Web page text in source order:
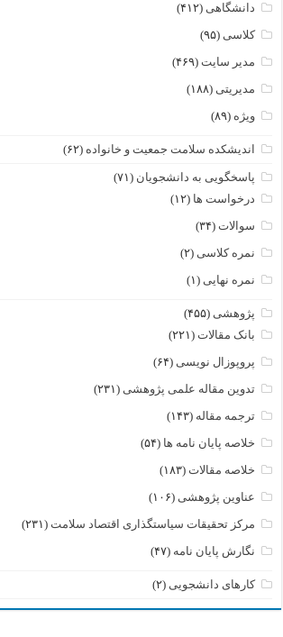
دانشگاهی (۴۱۲)
کلاسی (۹۵)
مدیر سایت (۴۶۹)
مدیریتی (۱۸۸)
ویژه (۸۹)
اندیشکده سلامت جمعیت و خانواده (۶۲)
پاسخگویی به دانشجویان (۷۱)
درخواست ها (۱۲)
سوالات (۳۴)
نمره کلاسی (۲)
نمره نهایی (۱)
پژوهشی (۴۵۵)
بانک مقالات (۲۲۱)
پروپوزال نویسی (۶۴)
تدوین مقاله علمی پژوهشی (۲۳۱)
ترجمه مقاله (۱۴۳)
خلاصه پایان نامه ها (۵۴)
خلاصه مقالات (۱۸۳)
عناوین پژوهشی (۱۰۶)
مرکز تحقیقات سیاستگذاری اقتصاد سلامت (۲۳۱)
نگارش پایان نامه (۴۷)
کارهای دانشجویی (۲)